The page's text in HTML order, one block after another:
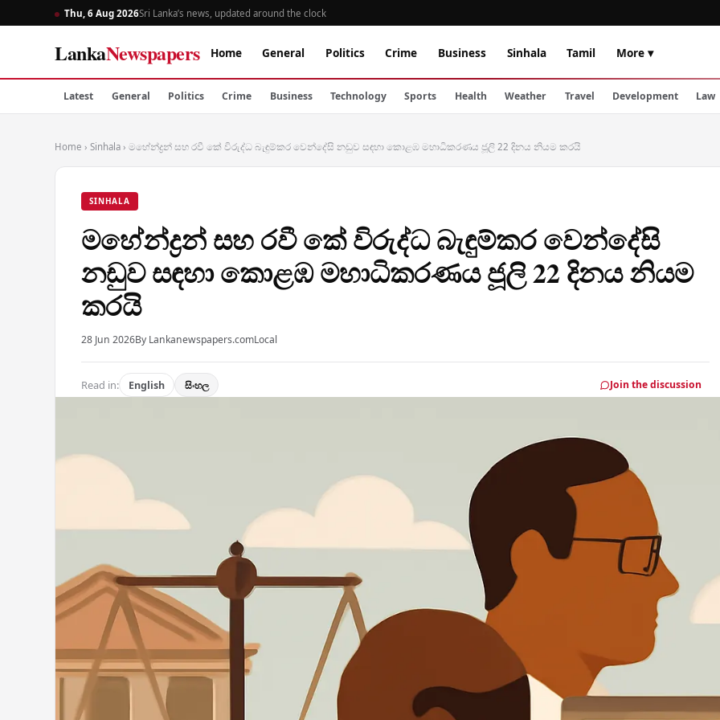
Thu, 6 Aug 2026Sri Lanka’s news, updated around the clock
LankaNewspapers Home General Politics Crime Business Sinhala Tamil More ▾
Latest General Politics Crime Business Technology Sports Health Weather Travel Development Law
Home › Sinhala › මහේන්ද්‍රන් සහ රවී කේ විරුද්ධ බැඳුම්කර වෙන්දේසි නඩුව සඳහා කොළඹ මහාධිකරණය ජූලි 22 දිනය නියම කරයි
SINHALA
මහේන්ද්‍රන් සහ රවී කේ විරුද්ධ බැඳුම්කර වෙන්දේසි
නඩුව සඳහා කොළඹ මහාධිකරණය ජූලි 22 දිනය නියම
කරයි
28 Jun 2026By Lankanewspapers.comLocal
Read in: English සිංහල Join the discussion